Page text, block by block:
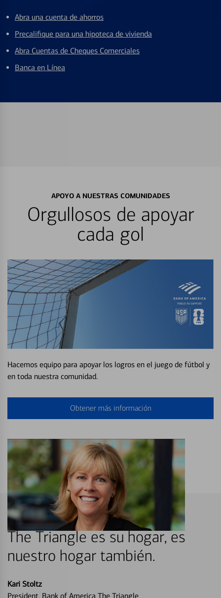
Abra una cuenta de ahorros
Precalifique para una hipoteca de vivienda
Abra Cuentas de Cheques Comerciales
Banca en Línea
APOYO A NUESTRAS COMUNIDADES
Orgullosos de apoyar
cada gol
Hacemos equipo para apoyar los logros en el juego de fútbol y
en toda nuestra comunidad.
Obtener más información
The Triangle es su hogar, es
nuestro hogar también.
Kari Stoltz
President, Bank of America The Triangle